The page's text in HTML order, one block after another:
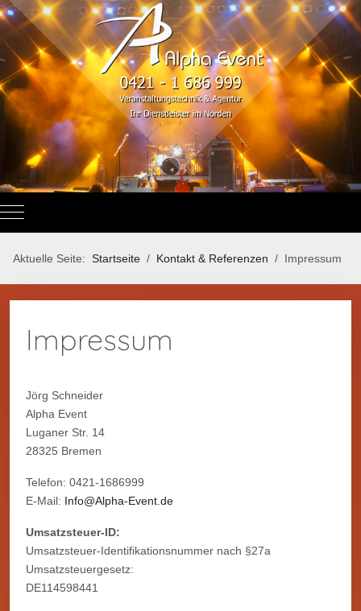
Mobile Menu Toggle
Aktuelle Seite: Startseite Kontakt & Referenzen Impressum
Impressum
Jörg Schneider
Alpha Event
Luganer Str. 14
28325 Bremen
Telefon: 0421-1686999
E-Mail: Info@Alpha-Event.de
Umsatzsteuer-ID:
Umsatzsteuer-Identifikationsnummer nach §27a
Umsatzsteuergesetz:
DE114598441